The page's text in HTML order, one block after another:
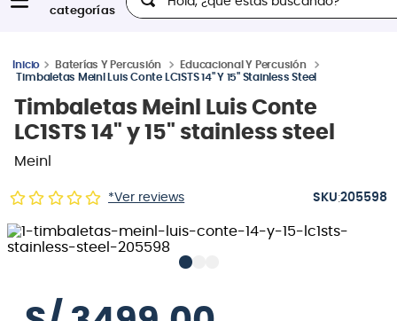
Baterías Y Percusión
Educacional Y Percusión
Timbaletas Meinl Luis Conte LC1STS 14" Y 15" Stainless Steel
Timbaletas Meinl Luis Conte
LC1STS 14" y 15" stainless steel
Meinl
*Ver reviews :205598